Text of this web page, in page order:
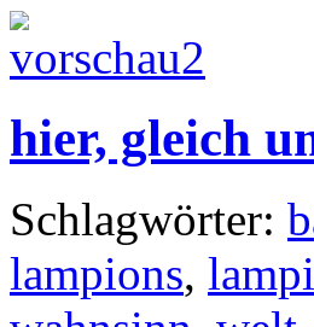
hier, gleich
Schlagwörter:
lampions,